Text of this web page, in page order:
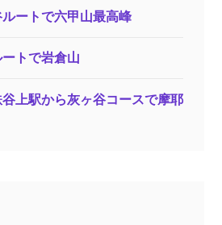
ートで六甲山最高峰
トで岩倉山
上駅から灰ヶ谷コースで摩耶